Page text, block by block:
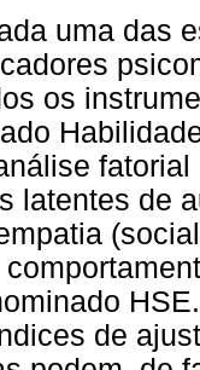
uma das
os
latentes de
de